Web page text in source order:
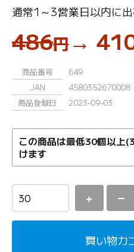
通常1～3営業日以内に
486円→
商品番号
649
JAN
4580352670008
商品登録日
2023-09-03
この商品は最低30個以上
けます
＋ －
買い物カ